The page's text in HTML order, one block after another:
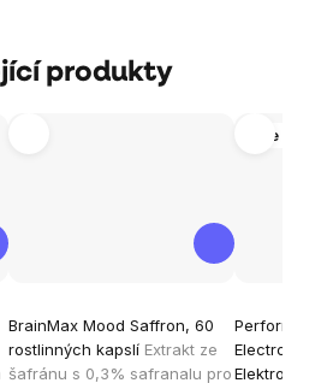
produkty
BrainMax Mood Saffron, 60
rostlinných kapslí Extrakt ze
šafránu s 0,3% safranalu pro
hodnocení
produktu
Více
produktu